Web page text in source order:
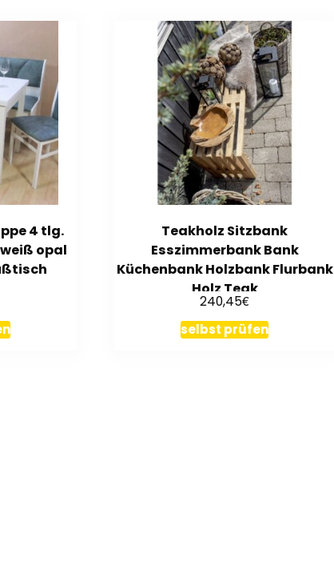
4 tlg.
opal
Teakholz Sitzbank
Esszimmerbank Bank
Küchenbank Holzbank Flurbank
Holz Teak
240,45€
selbst prüfen